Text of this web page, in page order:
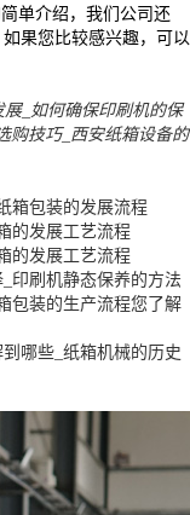
单介绍，我们公司还
果您比较感兴趣，可以
展_如何确保印刷机的保
购技巧_西安纸箱设备的
箱包装的发展流程
的发展工艺流程
的发展工艺流程
印刷机静态保养的方法
包装的生产流程您了解
哪些_纸箱机械的历史